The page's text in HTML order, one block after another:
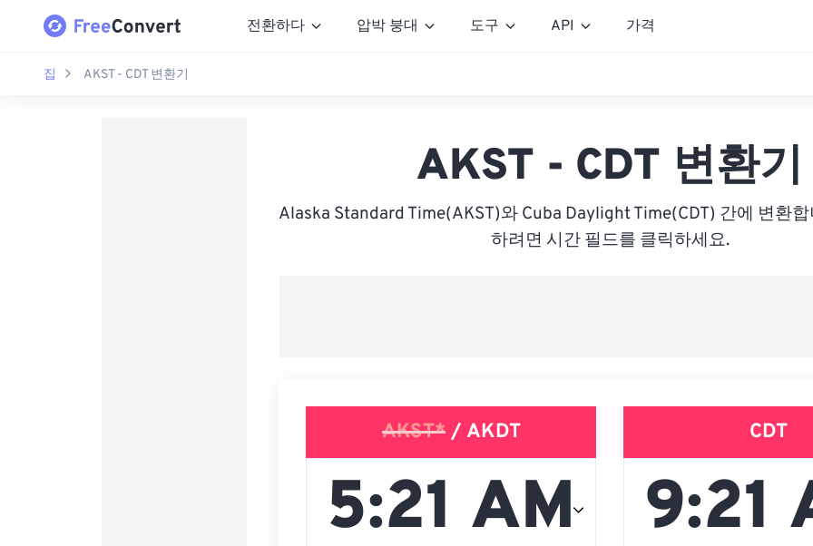
전환하다 압박 붕대 도구 API 가격
집 AKST - CDT 변환기
AKST - CDT 변환기
Alaska Standard Time(AKST)와 Cuba Daylight Time(CDT) 간에 변환
하려면 시간 필드를 클릭하세요.
AKST*/ AKDT CDT